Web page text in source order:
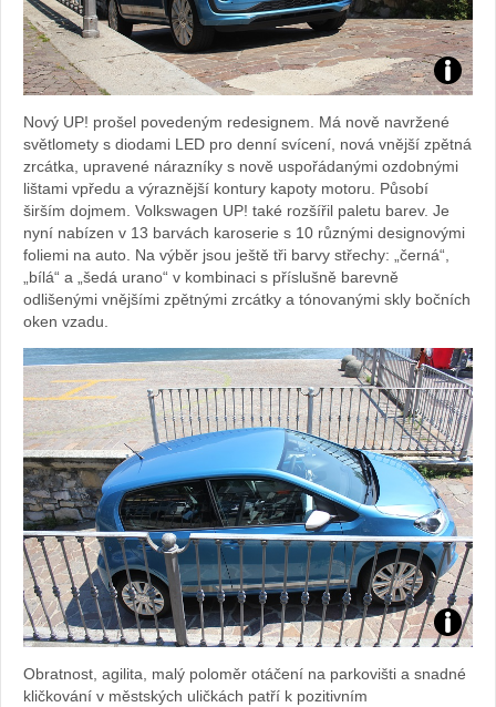
Foto:
Sabina
Nový UP! prošel povedeným redesignem. Má nově navržené
světlomety s diodami LED pro denní svícení, nová vnější zpětná
zrcátka, upravené nárazníky s nově uspořádanými ozdobnými
lištami vpředu a výraznější kontury kapoty motoru. Působí
širším dojmem. Volkswagen UP! také rozšířil paletu barev. Je
nyní nabízen v 13 barvách karoserie s 10 různými designovými
foliemi na auto. Na výběr jsou ještě tři barvy střechy: „černá“,
„bílá“ a „šedá urano“ v kombinaci s příslušně barevně
odlišenými vnějšími zpětnými zrcátky a tónovanými skly bočních
oken vzadu.
Foto:
Sabina
Obratnost, agilita, malý poloměr otáčení na parkovišti a snadné
kličkování v městských uličkách patří k pozitivním